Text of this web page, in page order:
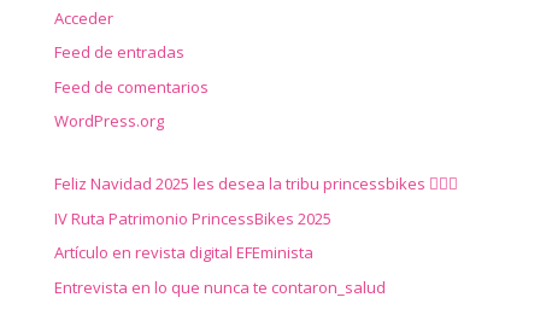
Acceder
Feed de entradas
Feed de comentarios
WordPress.org
Feliz Navidad 2025 les desea la tribu princessbikes 🚴‍♀️✨
IV Ruta Patrimonio PrincessBikes 2025
Artículo en revista digital EFEminista
Entrevista en lo que nunca te contaron_salud